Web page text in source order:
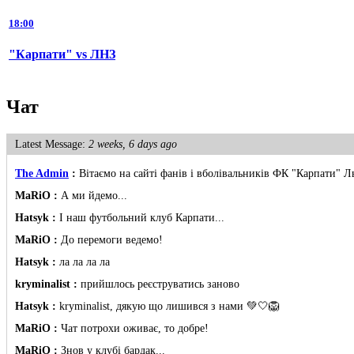
18:00
"Карпати" vs ЛНЗ
Чат
Latest Message: 2 weeks, 6 days ago
The Admin : Вітаємо на сайті фанів і вболівальників ФК "Карпати"
MaRiO : А ми йдемо...
Hatsyk : І наш футбольний клуб Карпати...
MaRiO : До перемоги ведемо!
Hatsyk : ла ла ла ла
kryminalist : прийшлось реєструватись заново
Hatsyk : kryminalist, дякую що лишився з нами 💚🤍🦁
MaRiO : Чат потрохи оживає, то добре!
MaRiO : Знов у клубі бардак...